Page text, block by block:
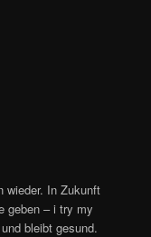
wieder. In Zukunft
geben – i try my
bleibt gesund.